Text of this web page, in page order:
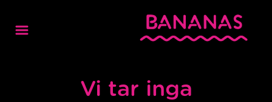
Vi tar inga